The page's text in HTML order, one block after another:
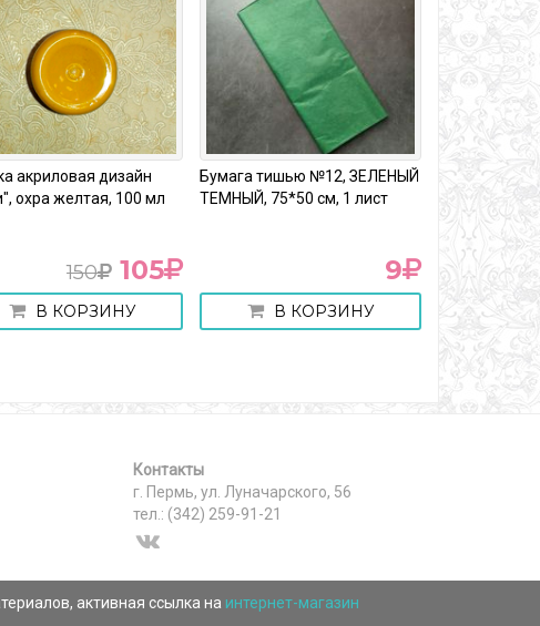
акриловая дизайн
охра желтая, 100 мл
150 105
В КОРЗИНУ
Бумага тишью №12, ЗЕЛЕНЫЙ
ТЕМНЫЙ, 75*50 см, 1 лист
9
В КОРЗИНУ
Коробка
картона
В
Контакты
г. Пермь, ул. Луначарского, 56
тел.: (342) 259-91-21
активная ссылка на интернет-магазин